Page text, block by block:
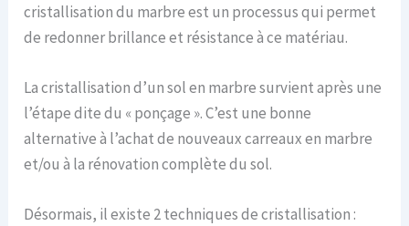
cristallisation du marbre est un processus qui permet
de redonner brillance et résistance à ce matériau.
La cristallisation d’un sol en marbre survient après une
l’étape dite du « ponçage ». C’est une bonne
alternative à l’achat de nouveaux carreaux en marbre
et/ou à la rénovation complète du sol.
Désormais, il existe 2 techniques de cristallisation :